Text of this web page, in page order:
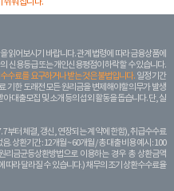
읽어보시기 바랍니다. 관계 법령에 따라 금융상품에
신용등급 또는 개인신용평점이 하락할 수 있습니다.
수료를 요구하거나 받는 것은 불법입니다. 일정 기간
기한 도래전 모든 원리금을 변제해야할 의무가 발생
대출모집 및 소개 등의 섭외 활동을 돕습니다. 단, 실
부터 체결, 갱신, 연장되는 계 약에 한함), 취급수수료
상환기간 : 12개월 ~ 60개월 / 총 대출 비용 예시 : 100
금균등상환방법으로 이용하는 경우 총 상환금액
따라 달라질 수 있습니다.) 채무의 조기 상환수수료율